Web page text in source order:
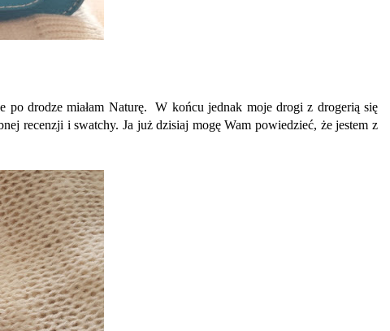
po drodze miałam Naturę. W końcu jednak moje drogi z drogerią się
recenzji i swatchy. Ja już dzisiaj mogę Wam powiedzieć, że jestem z